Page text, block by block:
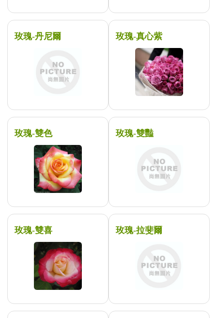
玫瑰-丹尼爾 玫瑰-真心紫
玫瑰-雙色 玫瑰-雙豔
玫瑰-雙喜 玫瑰-拉斐爾